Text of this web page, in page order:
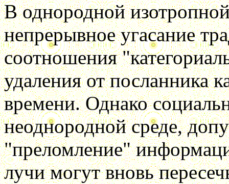
В однородной
непрерывное угасание
соотношения
удаления от посланника
времени. Однако
неоднородной среде,
"преломление"
лучи могут вновь